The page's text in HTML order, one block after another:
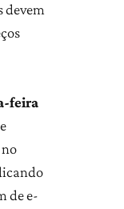
devem
feira
de e-